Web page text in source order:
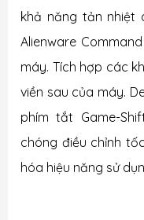
khả năng tản nhiệt
Alienware
máy. Tích hợp các
viền sau của máy.
phím tắt Game-
chóng điều chỉnh
hóa hiệu năng sử